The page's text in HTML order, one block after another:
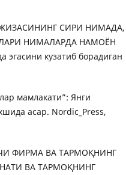
СИРИ НИМАДА,
НИМАЛАРДА НАМОЁН
кузатиб борадиган
мамлакати”: Янги
асар. Nordic_Press,
ФИРМА ВА ТАРМОҚНИНГ
ВА ТАРМОҚНИНГ